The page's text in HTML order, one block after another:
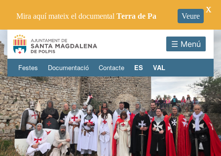
☰ Menú
Festes Documentació Contacte ES VAL
Mira aquí mateix el documental Terra de Pa Veure
X